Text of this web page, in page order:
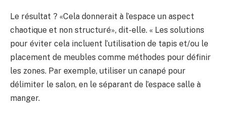
Le résultat ? «Cela donnerait à l’espace un aspect
chaotique et non structuré», dit-elle. « Les solutions
pour éviter cela incluent l’utilisation de tapis et/ou le
placement de meubles comme méthodes pour définir
les zones. Par exemple, utiliser un canapé pour
délimiter le salon, en le séparant de l’espace salle à
manger.